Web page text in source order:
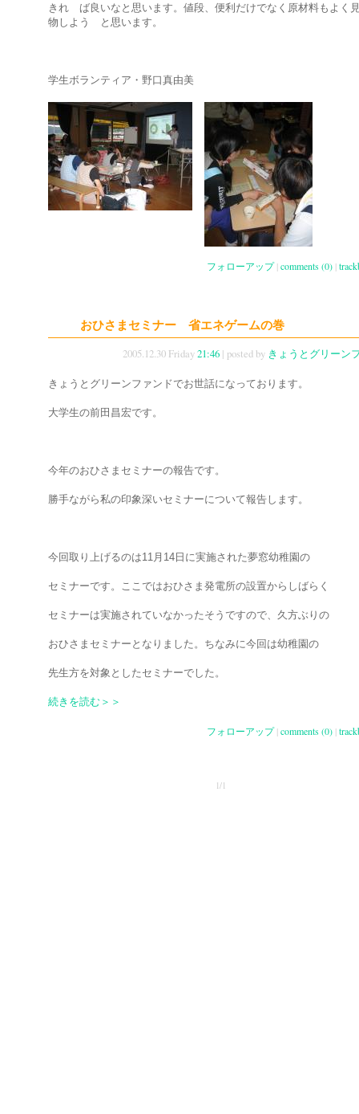
きれ ば良いなと思います。値段、便利だけでなく原材料もよく
物しよう と思います。
学生ボランティア・野口真由美
フォローアップ|comments (0) |
おひさまセミナー 省エネゲームの巻
2005.12.30 Friday21:46 | posted by きょうとグリーン
きょうとグリーンファンドでお世話になっております。
大学生の前田昌宏です。
今年のおひさまセミナーの報告です。
勝手ながら私の印象深いセミナーについて報告します。
今回取り上げるのは11月14日に実施された夢窓幼稚園の
セミナーです。ここではおひさま発電所の設置からしばらく
セミナーは実施されていなかったそうですので、久方ぶりの
おひさまセミナーとなりました。ちなみに今回は幼稚園の
先生方を対象としたセミナーでした。
続きを読む＞＞
フォローアップ|comments (0) |
1/1